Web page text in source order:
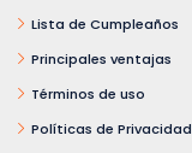
Lista de Cumpleaños
Principales ventajas
Términos de uso
Políticas de Privacidad